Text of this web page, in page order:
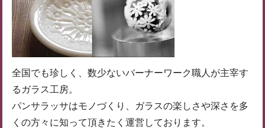
全国でも珍しく、数少ないバーナーワーク職人が主宰す
るガラス工房。
パンサラッサはモノづくり、ガラスの楽しさや深さを多
くの方々に知って頂きたく運営しております。